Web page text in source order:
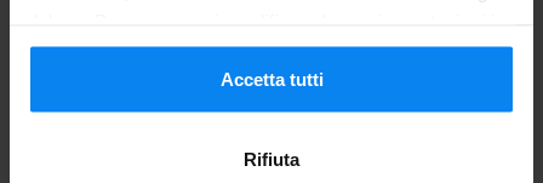
qualsiasi momento. Per tutti i dettagli, consulti la nostra
Informativa sulla privacy.
Accetta tutti
Rifiuta
rapido e senza stress.
Prenotare il parcheggio in anticipo è